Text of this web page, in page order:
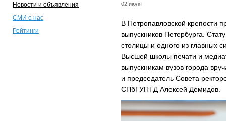
Новости и объявления
СМИ о нас
Рейтинги
02 июля
В Петропавловской крепости
выпускников Петербурга.
столицы и одного из главных
Высшей школы печати и
выпускникам вузов города
и председатель Совета
СПбГУПТД Алексей Демидов.